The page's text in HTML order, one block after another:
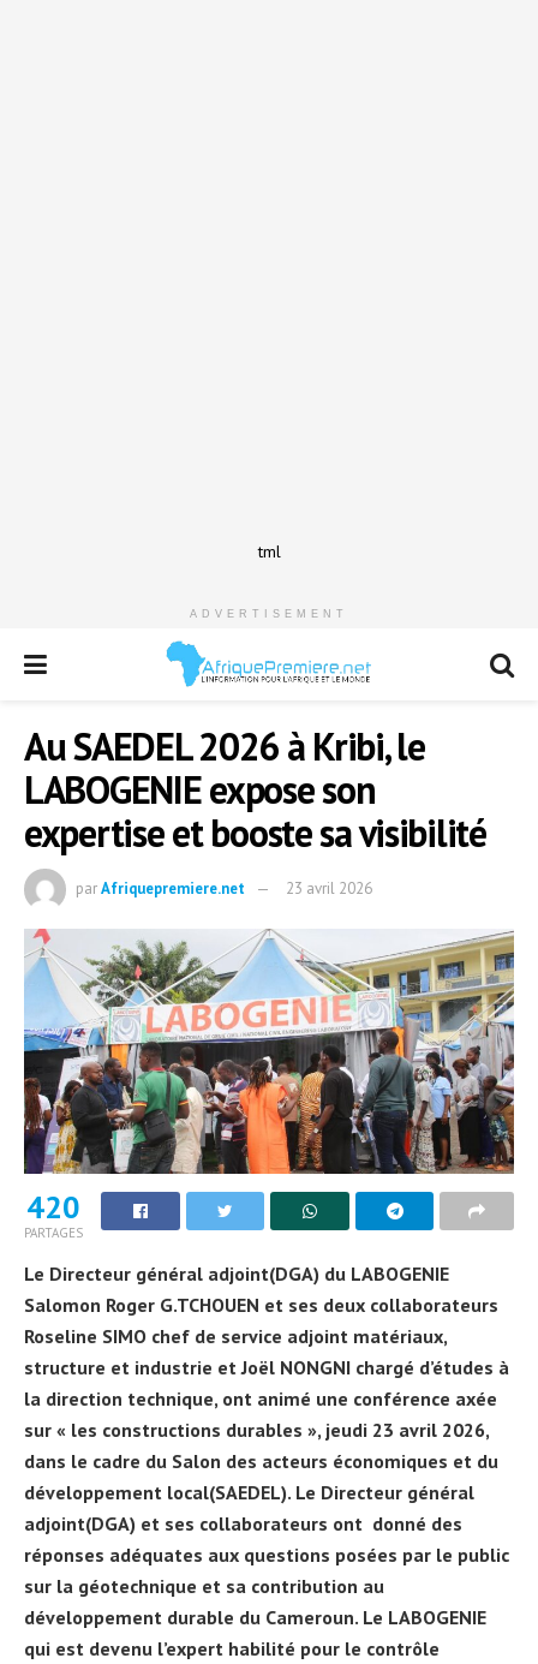
tml
ADVERTISEMENT
Au SAEDEL 2026 à Kribi, le
LABOGENIE expose son
expertise et booste sa visibilité
parAfriquepremiere.net 23 avril 2026
420
PARTAGES
Le Directeur général adjoint(DGA) du LABOGENIE
Salomon Roger G.TCHOUEN et ses deux collaborateurs
Roseline SIMO chef de service adjoint matériaux,
structure et industrie et Joël NONGNI chargé d’études à
la direction technique, ont animé une conférence axée
sur « les constructions durables », jeudi 23 avril 2026,
dans le cadre du Salon des acteurs économiques et du
développement local(SAEDEL). Le Directeur général
adjoint(DGA) et ses collaborateurs ont donné des
réponses adéquates aux questions posées par le public
sur la géotechnique et sa contribution au
développement durable du Cameroun. Le LABOGENIE
qui est devenu l’expert habilité pour le contrôle